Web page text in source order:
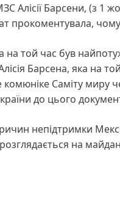
Алісії Барсени, (з 1
прокоментувала,
на той час був
Барсена, яка на
комюніке Саміту миру
до цього
непідтримки
на